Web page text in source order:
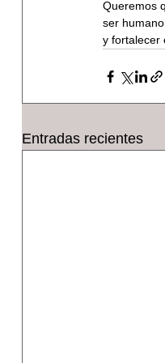
Queremos
ser
y fortalecer
Entradas recientes